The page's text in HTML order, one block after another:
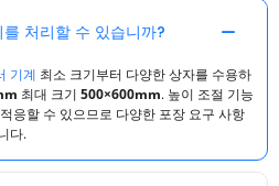
처리할 수 있습니까?
기계 최소 크기부터 다양한 상자를 수용하
최대 크기 500×600mm. 높이 조절 기능
응할 수 있으므로 다양한 포장 요구 사항
다.